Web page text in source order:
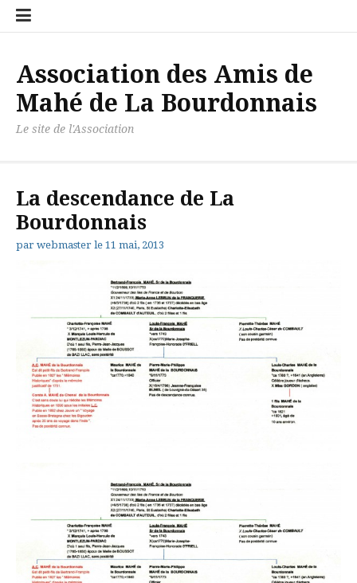
Aller
de
Association des Amis de
Mahé de La Bourdonnais
Le site de l'Association
La descendance de La
Bourdonnais
par webmaster le 11 mai, 2013